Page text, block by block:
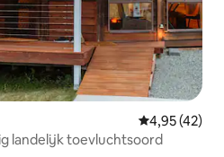
Gemiddelde
4,95 (42)
landelijk toevluchtsoord